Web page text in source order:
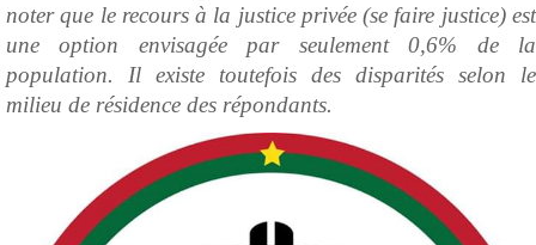
noter que le recours à la justice privée (se faire justice) est
une option envisagée par seulement 0,6% de la
population. Il existe toutefois des disparités selon le
milieu de résidence des répondants.